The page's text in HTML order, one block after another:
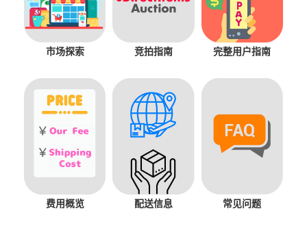
市场探索 竞拍指南 完整用户指南
费用概览 配送信息 常见问题